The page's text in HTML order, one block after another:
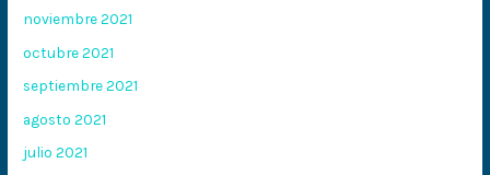
noviembre 2021
octubre 2021
septiembre 2021
agosto 2021
julio 2021